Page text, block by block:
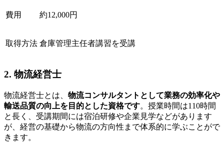
費用 約12,000円
取得方法 倉庫管理主任者講習を受講
2. 物流経営士
物流経営士とは、 物流コンサルタントとして業務の効率化や
輸送品質の向上を目的とした資格です。授業時間は110時間
と長く、受講期間には宿泊研修や企業見学などがあります
が、経営の基礎から物流の方向性まで体系的に学ぶことがで
きます。